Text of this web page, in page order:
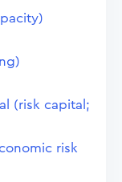
(risk capital;
risk